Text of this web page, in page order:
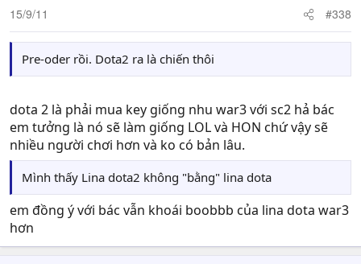
15/9/11 #338
Pre-oder rồi. Dota2 ra là chiến thôi
dota 2 là phải mua key giống nhu war3 với sc2 hả bác
em tưởng là nó sẽ làm giống LOL và HON chứ vậy sẽ
nhiều người chơi hơn và ko có bản lâu.
Mình thấy Lina dota2 không "bằng" lina dota
em đồng ý với bác vẫn khoái boobbb của lina dota war3
hơn